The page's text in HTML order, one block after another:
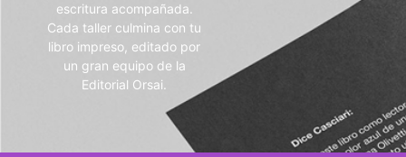
escritura acompañada.
Cada taller culmina con tu
libro impreso, editado por
un gran equipo de la
Editorial Orsai.